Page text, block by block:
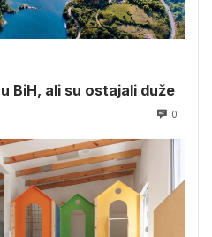
BiH, ali su ostajali duže
0